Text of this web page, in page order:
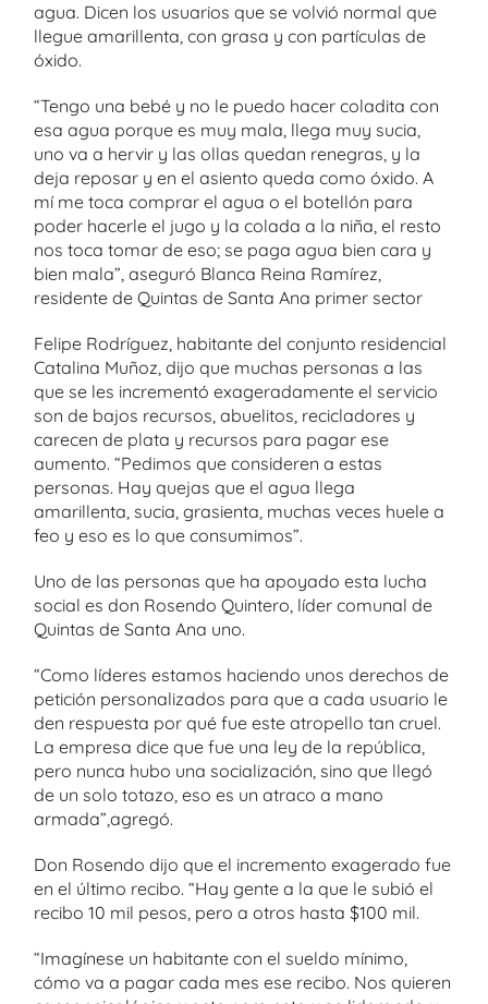
agua. Dicen los usuarios que se volvió normal que
llegue amarillenta, con grasa y con partículas de
óxido.
“Tengo una bebé y no le puedo hacer coladita con
esa agua porque es muy mala, llega muy sucia,
uno va a hervir y las ollas quedan renegras, y la
deja reposar y en el asiento queda como óxido. A
mí me toca comprar el agua o el botellón para
poder hacerle el jugo y la colada a la niña, el resto
nos toca tomar de eso; se paga agua bien cara y
bien mala”, aseguró Blanca Reina Ramírez,
residente de Quintas de Santa Ana primer sector
Felipe Rodríguez, habitante del conjunto residencial
Catalina Muñoz, dijo que muchas personas a las
que se les incrementó exageradamente el servicio
son de bajos recursos, abuelitos, recicladores y
carecen de plata y recursos para pagar ese
aumento. “Pedimos que consideren a estas
personas. Hay quejas que el agua llega
amarillenta, sucia, grasienta, muchas veces huele a
feo y eso es lo que consumimos”.
Uno de las personas que ha apoyado esta lucha
social es don Rosendo Quintero, líder comunal de
Quintas de Santa Ana uno.
“Como líderes estamos haciendo unos derechos de
petición personalizados para que a cada usuario le
den respuesta por qué fue este atropello tan cruel.
La empresa dice que fue una ley de la república,
pero nunca hubo una socialización, sino que llegó
de un solo totazo, eso es un atraco a mano
armada”,agregó.
Don Rosendo dijo que el incremento exagerado fue
en el último recibo. “Hay gente a la que le subió el
recibo 10 mil pesos, pero a otros hasta $100 mil.
“Imagínese un habitante con el sueldo mínimo,
cómo va a pagar cada mes ese recibo. Nos quieren